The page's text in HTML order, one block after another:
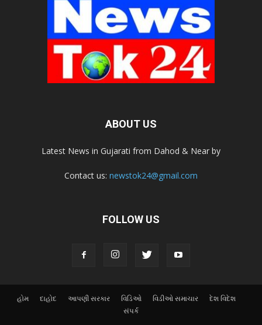
ABOUT US
Latest News in Gujarati from Dahod & Near by
Contact us: newstok24@gmail.com
FOLLOW US
હોમ દાહોદ આપણી સરકાર વિડિઓ વિડીઓ સમાચાર
દેશ વિદેશ
સંપર્ક